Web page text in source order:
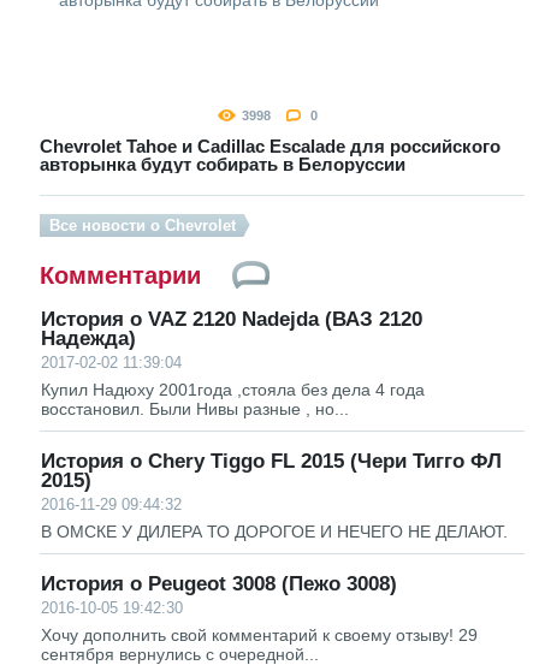
3998 0
Chevrolet Tahoe и Cadillac Escalade для российского
авторынка будут собирать в Белоруссии
Все новости о Chevrolet
Комментарии
История о VAZ 2120 Nadejda (ВАЗ 2120
Надежда)
2017-02-02 11:39:04
Купил Надюху 2001года ,стояла без дела 4 года
восстановил. Были Нивы разные , но...
История о Chery Tiggo FL 2015 (Чери Тигго ФЛ
2015)
2016-11-29 09:44:32
В ОМСКЕ У ДИЛЕРА ТО ДОРОГОЕ И НЕЧЕГО НЕ ДЕЛАЮТ.
История о Peugeot 3008 (Пежо 3008)
2016-10-05 19:42:30
Хочу дополнить свой комментарий к своему отзыву! 29
сентября вернулись с очередной...